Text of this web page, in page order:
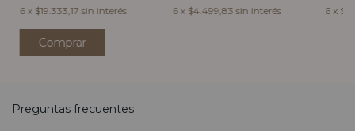
6 x $19.333,17 sin interés
6 x $4.499,83 sin interés
6 x
Preguntas frecuentes